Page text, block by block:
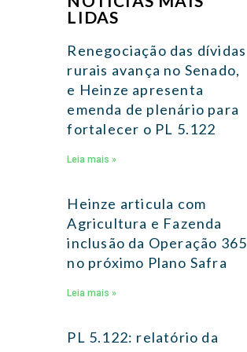
LIDAS
Renegociação das dívidas
rurais avança no Senado,
e Heinze apresenta
emenda de plenário para
fortalecer o PL 5.122
Leia mais »
Heinze articula com
Agricultura e Fazenda
inclusão da Operação 365
no próximo Plano Safra
Leia mais »
PL 5.122: relatório da